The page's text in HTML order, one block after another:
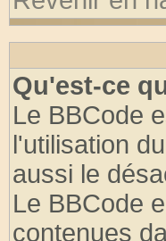
Qu'est-ce
Le BBCode
l'utilisation
aussi le
Le BBCode
contenues